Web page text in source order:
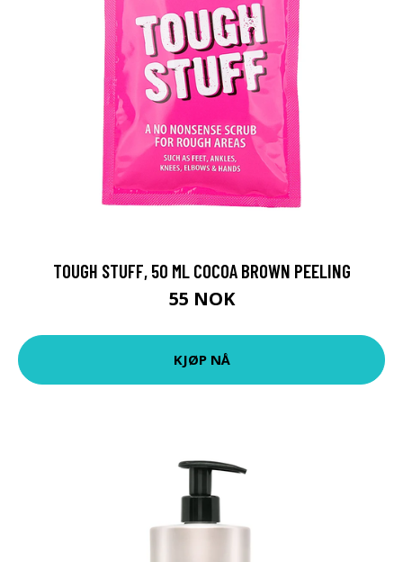
TOUGH STUFF, 50 ML COCOA BROWN PEELING
55 NOK
KJØP NÅ